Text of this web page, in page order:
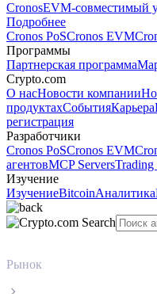
CronosEVM-совместимый
Подробнее
Cronos PoSCronos EVM
Программы
Партнерская программа
Crypto.com
О насНовости компании
продуктахСобытияКарьера
регистрация
Разработчики
Cronos PoSCronos EVM
агентовMCP Servers
Изучение
ИзучениеBitcoinАналитика
Рынок